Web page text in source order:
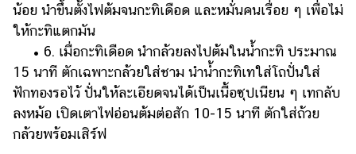
น้อย นำขึ้นตั้งไฟต้มจนกะทิเดือด และหมั่นคนเรื่อย ๆ เพื่อไม่
ให้กะทิแตกมัน
• 6. เมื่อกะทิเดือด นำกล้วยลงไปต้มในน้ำกะทิ ประมาณ
15 นาที ตักเฉพาะกล้วยใส่ชาม นำน้ำกะทิเทใส่โถปั่นใส่
ฟักทองรอไว้ ปั่นให้ละเอียดจนได้เป็นเนื้อซุปเนียน ๆ เทกลับ
ลงหม้อ เปิดเตาไฟอ่อนต้มต่อสัก 10-15 นาที ตักใส่ถ้วย
กล้วยพร้อมเสิร์ฟ